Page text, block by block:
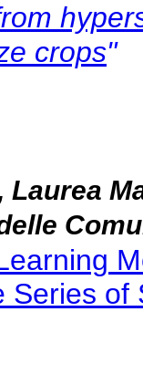
crops"
Series of